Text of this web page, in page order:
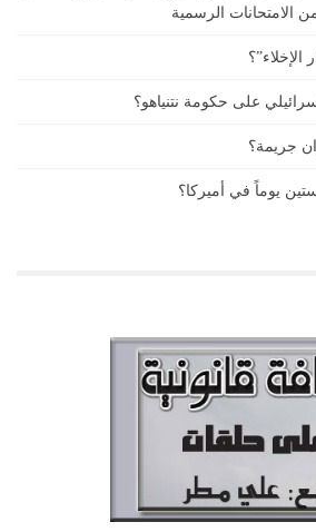
الامتحانات الرسمية
على حكومة نتنياهو؟
جريمة؟
يوماً في أميركا؟